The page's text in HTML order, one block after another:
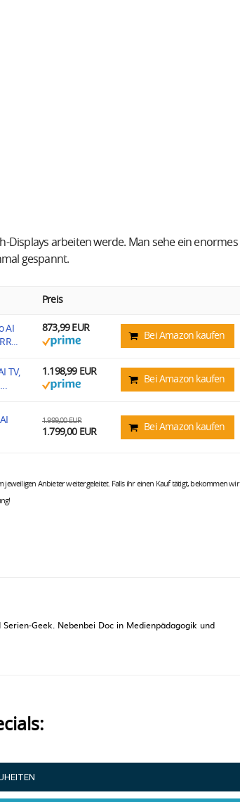
Displays arbeiten werde. Man sehe ein enormes
gespannt.
Preis
AI
873,99 EUR
Bei Amazon kaufen
TV,
1.198,99 EUR
Bei Amazon kaufen
1.999,00 EUR
1.799,00 EUR Bei Amazon kaufen
Anbieter weitergeleitet. Falls ihr einen Kauf tätigt, bekommen wir
Geek. Nebenbei Doc in Medienpädagogik und